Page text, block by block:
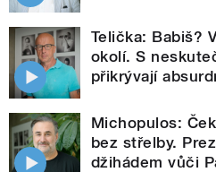
Telička: Babiš?
okolí. S
přikrývají
Michopulos:
bez střelby.
džihádem vůči